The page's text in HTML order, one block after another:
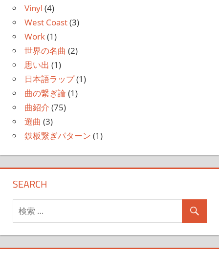
Vinyl (4)
West Coast(3)
Work(1)
世界の名曲 (2)
思い出 (1)
日本語ラップ(1)
曲の繋ぎ論 (1)
曲紹介 (75)
選曲 (3)
鉄板繋ぎパターン (1)
SEARCH